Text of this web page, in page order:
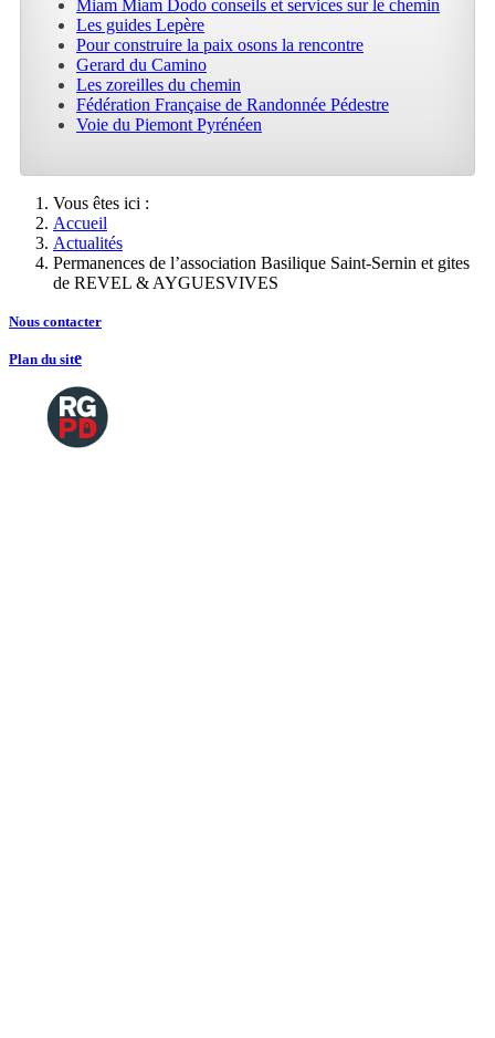
Miam Miam Dodo conseils et services sur le chemin
Les guides Lepère
Pour construire la paix osons la rencontre
Gerard du Camino
Les zoreilles du chemin
Fédération Française de Randonnée Pédestre
Voie du Piemont Pyrénéen
Vous êtes ici :
Accueil
Actualités
Permanences de l’association Basilique Saint-Sernin et gites
de REVEL & AYGUESVIVES
Nous contacter
Plan du site